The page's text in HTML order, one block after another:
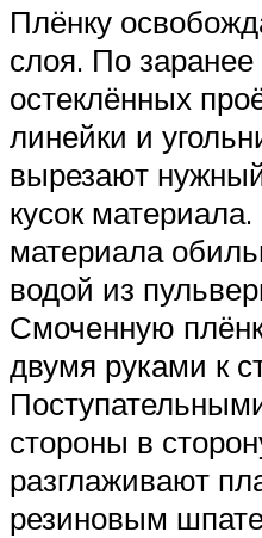
Плёнку
слоя. По
остеклённых
линейки и
вырезают
кусок
материала
водой из
Смоченную
двумя руками к
стороны в
разглаживают
резиновым